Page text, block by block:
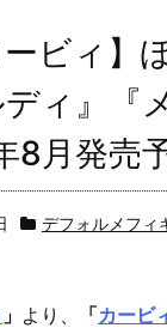
ービィ】
ディ』『
8月発売
デフォルメフィ
」 より、 「カービ